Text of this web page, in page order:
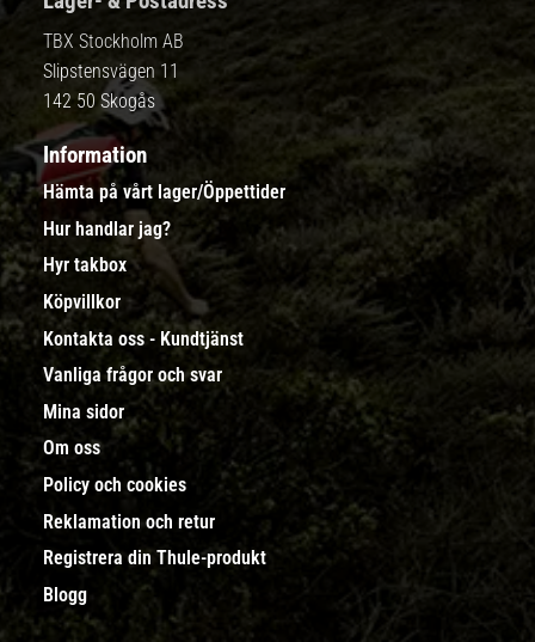
TBX Stockholm AB
Slipstensvägen 11
142 50 Skogås
Information
Hämta på vårt lager/Öppettider
Hur handlar jag?
Hyr takbox
Köpvillkor
Kontakta oss - Kundtjänst
Vanliga frågor och svar
Mina sidor
Om oss
Policy och cookies
Reklamation och retur
Registrera din Thule-produkt
Blogg